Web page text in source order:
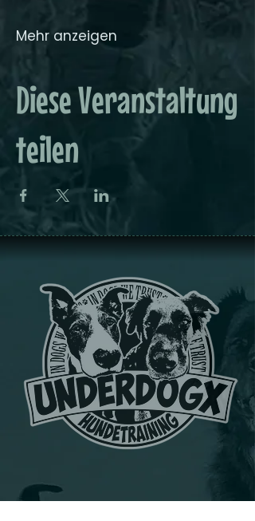
Mehr anzeigen
Diese Veranstaltung
teilen